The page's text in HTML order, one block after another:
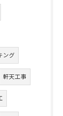
ング
軒天工事